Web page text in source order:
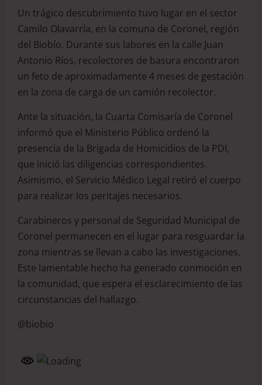
Un trágico descubrimiento tuvo lugar en el sector
Camilo Olavarría, en la comuna de Coronel, región
del Biobío. Durante sus labores en la calle Juan
Antonio Ríos, recolectores de basura encontraron
un feto de aproximadamente 4 meses de gestación
en la zona de carga de un camión recolector.
Ante la situación, la Cuarta Comisaría de Coronel
informó que el Ministerio Público ordenó la
presencia de la Brigada de Homicidios de la PDI,
que inició las diligencias correspondientes.
Asimismo, el Servicio Médico Legal retiró el cuerpo
para realizar los peritajes necesarios.
Carabineros y personal de Seguridad Municipal de
Coronel permanecen en el lugar para resguardar la
zona mientras se llevan a cabo las investigaciones.
Este lamentable hecho ha generado conmoción en
la comunidad, que espera el esclarecimiento de las
circunstancias del hallazgo.
@biobio